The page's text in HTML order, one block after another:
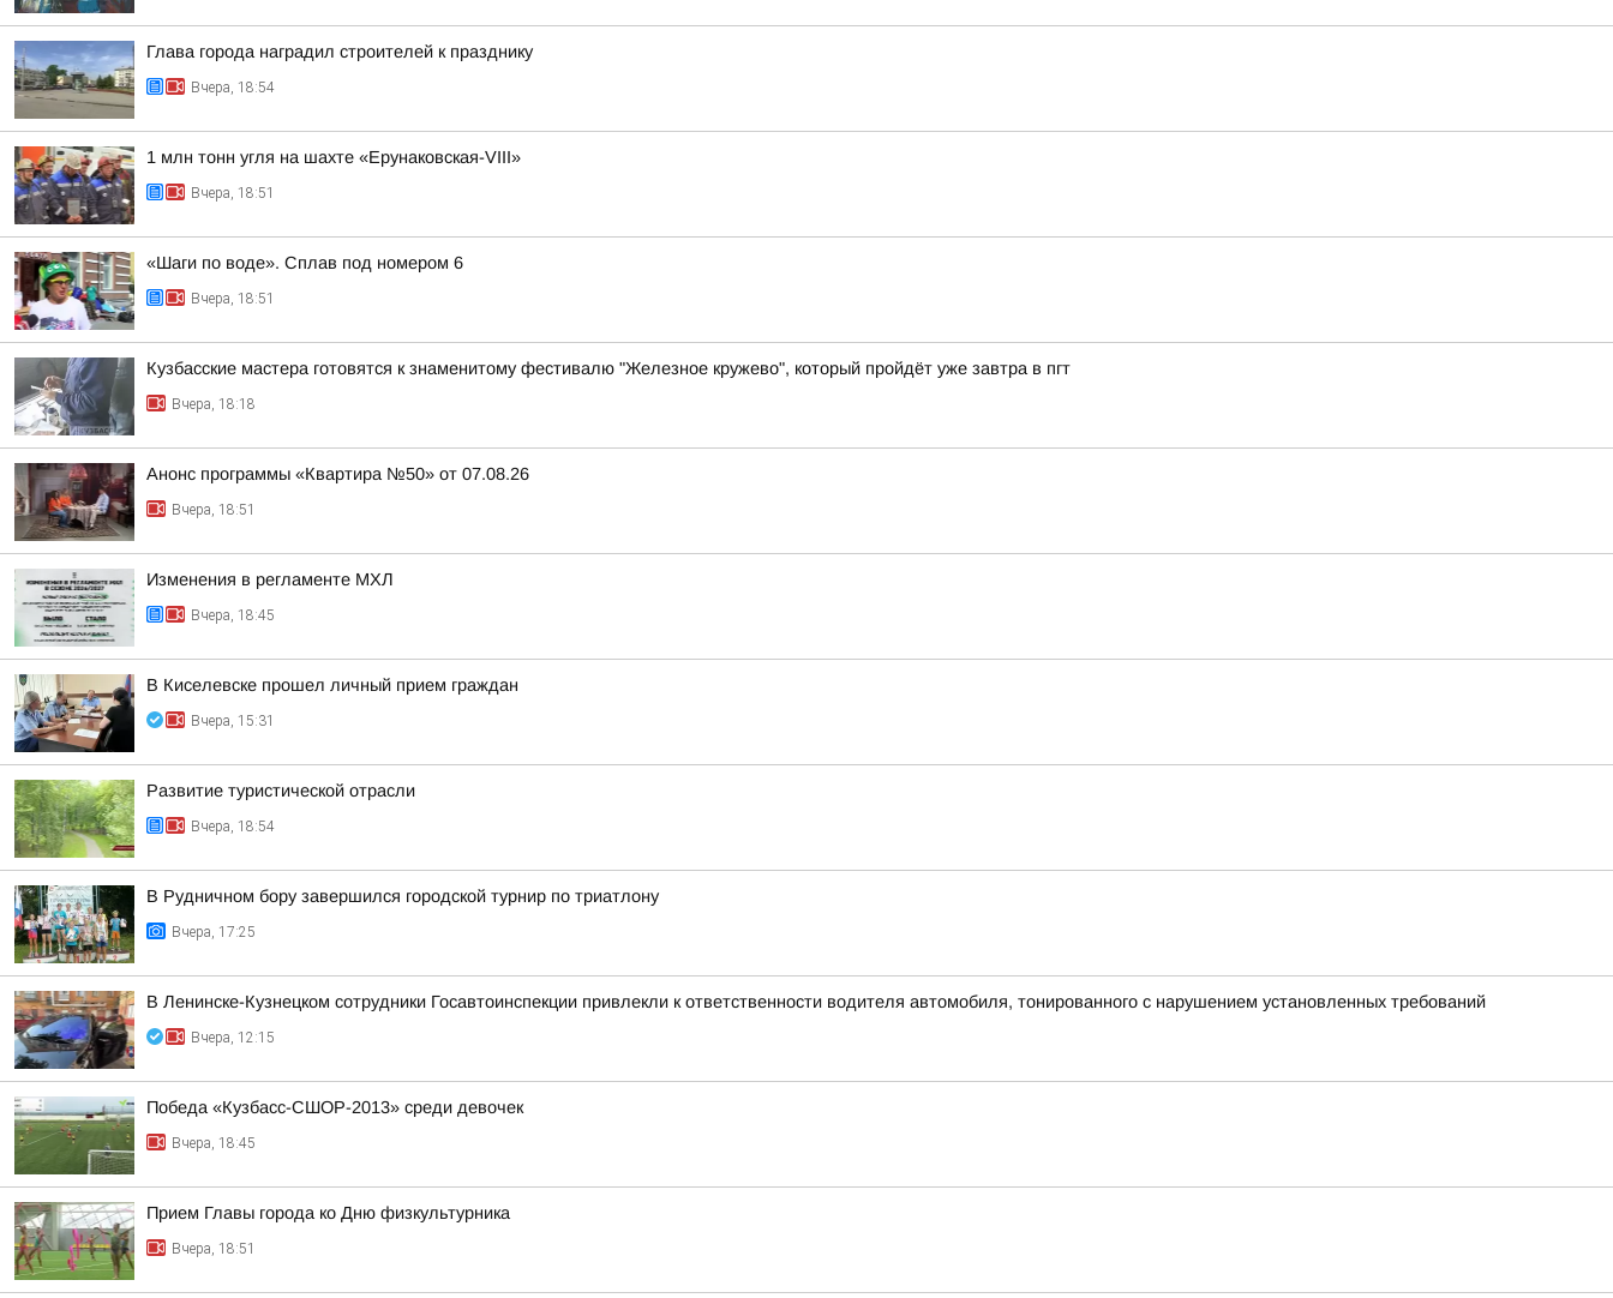
Глава города наградил строителей к празднику
Вчера, 18:54
1 млн тонн угля на шахте «Ерунаковская-VIII»
Вчера, 18:51
«Шаги по воде». Сплав под номером 6
Вчера, 18:51
Кузбасские мастера готовятся к знаменитому фестивалю "Железное кружево", который пройдёт уже завтра в пгт
Вчера, 18:18
Анонс программы «Квартира №50» от 07.08.26
Вчера, 18:51
Изменения в регламенте МХЛ
Вчера, 18:45
В Киселевске прошел личный прием граждан
Вчера, 15:31
Развитие туристической отрасли
Вчера, 18:54
В Рудничном бору завершился городской турнир по триатлону
Вчера, 17:25
В Ленинске-Кузнецком сотрудники Госавтоинспекции привлекли к ответственности водителя автомобиля, тонированного с нарушением установленных требований
Вчера, 12:15
Победа «Кузбасс-СШОР-2013» среди девочек
Вчера, 18:45
Прием Главы города ко Дню физкультурника
Вчера, 18:51